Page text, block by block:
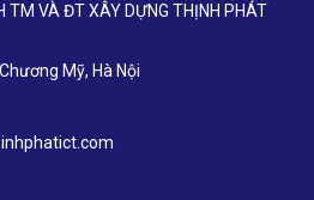
TM VÀ ĐT XÂY DỰNG THỊNH PHÁT
Mỹ, Hà Nội